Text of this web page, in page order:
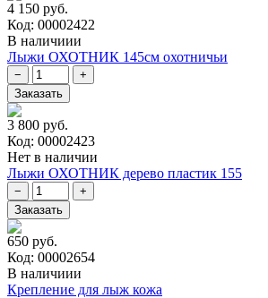
4 150 руб.
Код: 00002422
В наличиии
Лыжи ОХОТНИК 145см охотничьи
3 800 руб.
Код: 00002423
Нет в наличии
Лыжи ОХОТНИК дерево пластик 155
650 руб.
Код: 00002654
В наличиии
Крепление для лыж кожа